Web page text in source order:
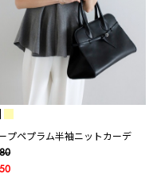
プペプラム半袖ニットカーデ